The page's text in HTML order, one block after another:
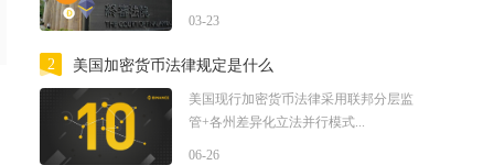
03-23
2 美国加密货币法律规定是什么
美国现行加密货币法律采用联邦分层监
管+各州差异化立法并行模式...
06-26